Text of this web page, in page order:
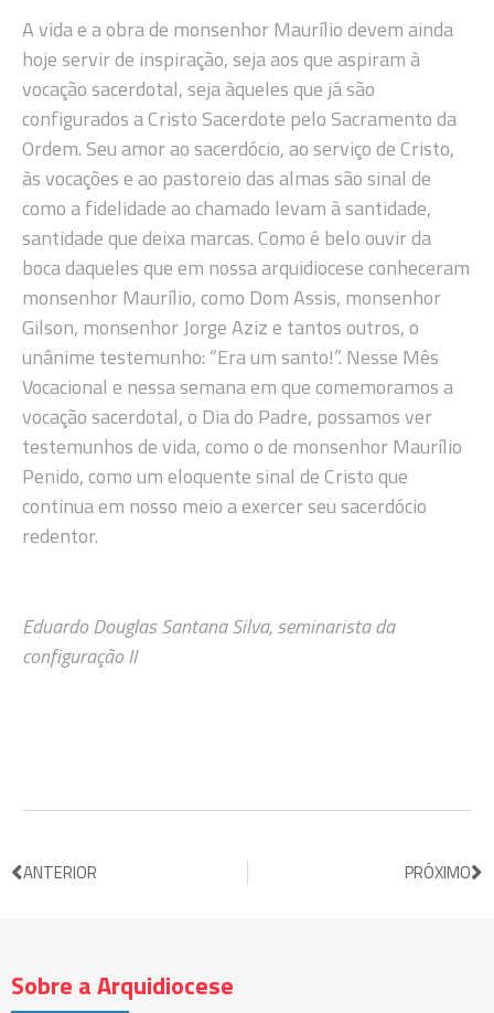
A vida e a obra de monsenhor Maurílio devem ainda
hoje servir de inspiração, seja aos que aspiram à
vocação sacerdotal, seja àqueles que já são
configurados a Cristo Sacerdote pelo Sacramento da
Ordem. Seu amor ao sacerdócio, ao serviço de Cristo,
às vocações e ao pastoreio das almas são sinal de
como a fidelidade ao chamado levam à santidade,
santidade que deixa marcas. Como é belo ouvir da
boca daqueles que em nossa arquidiocese conheceram
monsenhor Maurílio, como Dom Assis, monsenhor
Gilson, monsenhor Jorge Aziz e tantos outros, o
unânime testemunho: “Era um santo!”. Nesse Mês
Vocacional e nessa semana em que comemoramos a
vocação sacerdotal, o Dia do Padre, possamos ver
testemunhos de vida, como o de monsenhor Maurílio
Penido, como um eloquente sinal de Cristo que
continua em nosso meio a exercer seu sacerdócio
redentor.
Eduardo Douglas Santana Silva, seminarista da
configuração II
ANTERIOR PRÓXIMO
Sobre a Arquidiocese